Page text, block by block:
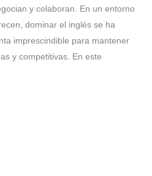
y colaboran. En un entorno
dominar el inglés se ha
imprescindible para mantener
y competitivas. En este